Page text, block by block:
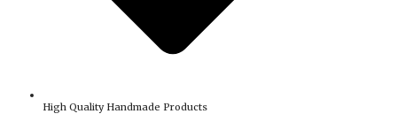
High Quality Handmade Products